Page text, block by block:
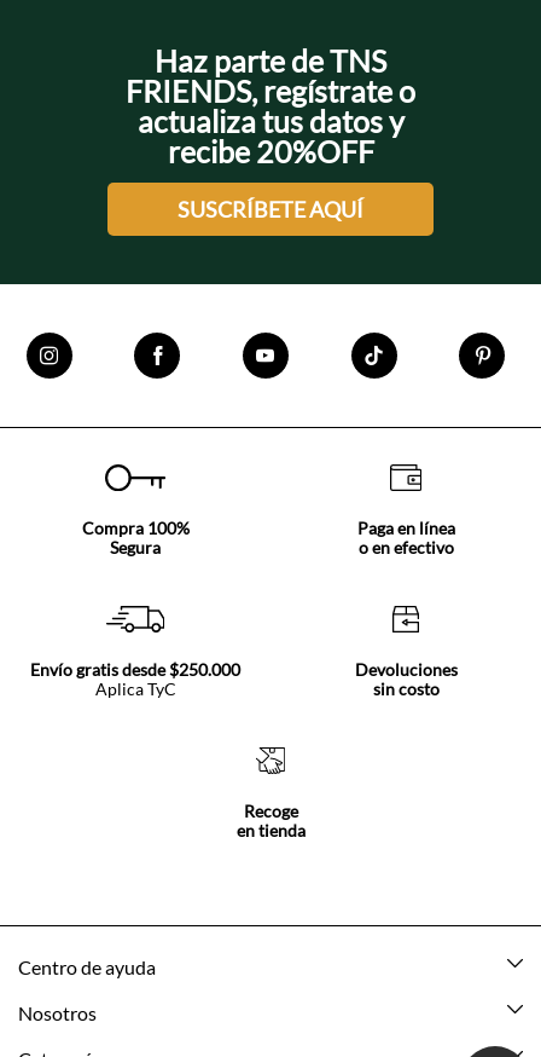
Haz parte de TNS
FRIENDS, regístrate o
actualiza tus datos y
recibe 20%OFF
SUSCRÍBETE AQUÍ
Compra 100%
Segura
Paga en línea
o en efectivo
Envío gratis desde $250.000
Aplica TyC
Devoluciones
sin costo
Recoge
en tienda
Centro de ayuda
Mis pedidos
Nosotros
Acerca de Tennis